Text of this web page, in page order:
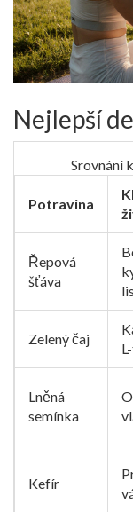
Nejlepší
Srovnání
Potravina
Řepová
šťáva
Zelený čaj
Lněná
semínka
Kefír